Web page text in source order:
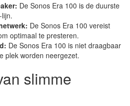
De Sonos Era 100 is de duurste
De Sonos Era 100 vereist
optimaal te presteren.
De Sonos Era 100 is niet draagbaar
plek worden neergezet.
slimme